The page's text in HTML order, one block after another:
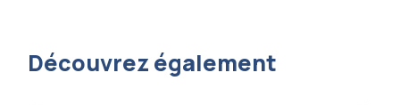
Découvrez également